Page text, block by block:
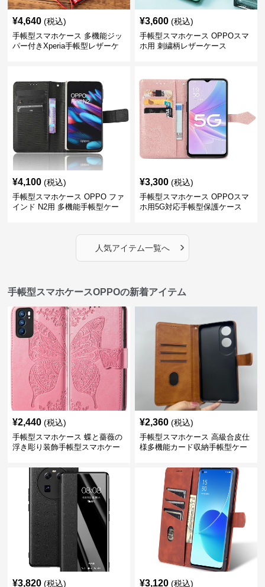
¥4,640 (税込)
手帳型スマホケース 多機能ジッ
パー付きXperia手帳型レザーケ
¥3,600 (税込)
手帳型スマホケース OPPOスマ
ホ用 刺繍柄レザーケース
¥4,100 (税込)
手帳型スマホケース OPPO ファ
インド N2用 多機能手帳型ケー
¥3,300 (税込)
手帳型スマホケース OPPOスマ
ホ用5G対応手帳型保護ケース
人気アイテム一覧へ ›
手帳型スマホケースOPPOの新着アイテム
¥2,440 (税込)
手帳型スマホケース 蝶と薔薇の
浮き彫り装飾手帳型スマホケー
¥2,360 (税込)
手帳型スマホケース 高級合皮仕
様多機能カード収納手帳型ケー
¥3,820 (税込) ¥3,120 (税込)